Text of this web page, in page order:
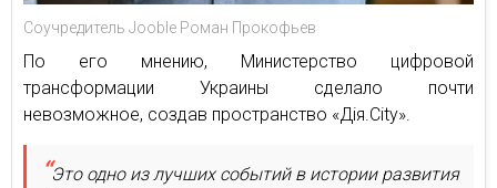
Соучредитель Jooble Роман Прокофьев
По его мнению, Министерство цифровой
трансформации Украины сделало почти
невозможное, создав пространство «Дія.City».
Это одно из лучших событий в истории развития